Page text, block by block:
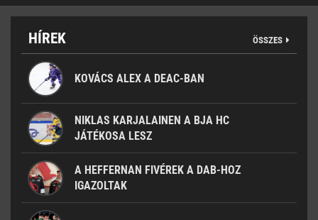
HÍREK ÖSSZES
KOVÁCS ALEX A DEAC-BAN
NIKLAS KARJALAINEN A BJA HC
JÁTÉKOSA LESZ
A HEFFERNAN FIVÉREK A DAB-HOZ
IGAZOLTAK